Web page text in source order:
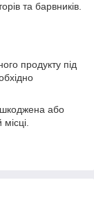
та барвників.
продукту під
або